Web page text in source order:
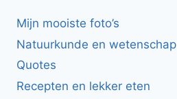
Mijn mooiste foto’s
Natuurkunde en wetenschap
Quotes
Recepten en lekker eten